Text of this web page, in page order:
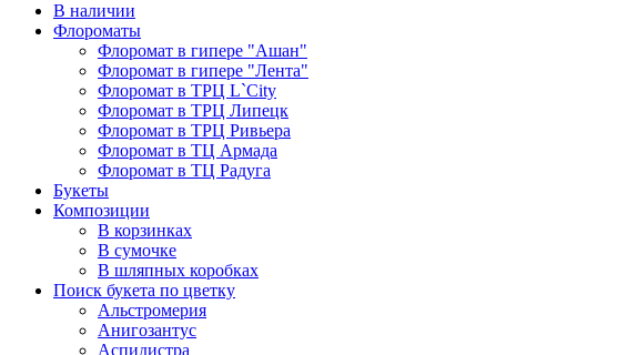
В наличии
Флороматы
Флоромат в гипере "Ашан"
Флоромат в гипере "Лента"
Флоромат в ТРЦ L`City
Флоромат в ТРЦ Липецк
Флоромат в ТРЦ Ривьера
Флоромат в ТЦ Армада
Флоромат в ТЦ Радуга
Букеты
Композиции
В корзинках
В сумочке
В шляпных коробках
Поиск букета по цветку
Альстромерия
Анигозантус
Аспидистра